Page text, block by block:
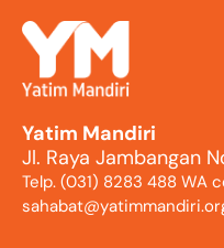
Yatim Mandiri
Jl. Raya Jambangan
Telp. (031) 8283 488 WA